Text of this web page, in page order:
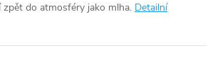
do atmosféry jako mlha. Detailní